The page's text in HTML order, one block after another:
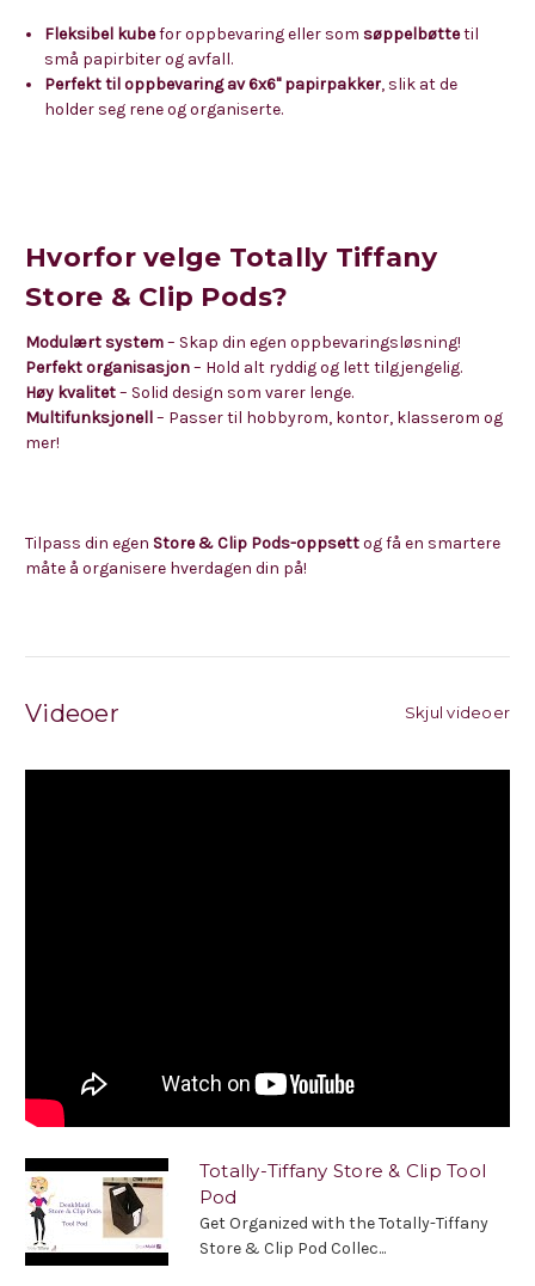
Fleksibel kubefor oppbevaring eller som søppelbøttetil
små papirbiter og avfall.
Perfekt til oppbevaring av 6x6" papirpakker, slik at de
holder seg rene og organiserte.
Hvorfor velge Totally Tiffany
Store & Clip Pods?
Modulært system– Skap din egen oppbevaringsløsning!
Perfekt organisasjon– Hold alt ryddig og lett tilgjengelig.
Høy kvalitet– Solid design som varer lenge.
Multifunksjonell– Passer til hobbyrom, kontor, klasserom og
mer!
Tilpass din egen Store & Clip Pods-oppsettog få en smartere
måte å organisere hverdagen din på!
Videoer Skjul videoer
Totally-Tiffany Store & Clip Tool
Pod
Get Organized with the Totally-Tiffany
Store & Clip Pod Collec...